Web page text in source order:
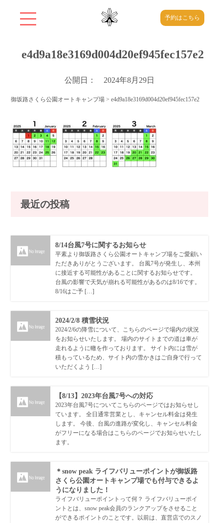
予約はこちら
e4d9a18e3169d004d20ef945fec157e2
公開日： 2024年8月29日
御坂路さくら公園オートキャンプ場 >e4d9a18e3169d004d20ef945fec157e2
最近の投稿
8/14台風7号に関するお知らせ
平素より御坂路さくら公園オートキャンプ場をご愛顧い
ただきありがとうございます。 台風7号が発生し、本州
に接近する可能性があることに関するお知らせです。
台風の影響で天気が崩れる可能性があるのは8/16です。
8/16はご予 […]
2024/2/8 積雪状況
2024/2/6の降雪について、こちらのページで場内の状況
をお知らせいたします。 場内のサイトまでの道は車が
走れるように轍を作っております。 サイト内には雪が
積もっているため、サイト内の雪かきはご自身で行って
いただくよう […]
【8/13】2023年台風7号への対応
2023年台風7号についてこちらのページではお知らせし
ています。 全日通常営業とし、キャンセル料金は発生
します。 今後、台風の進路が変化し、キャンセル料金
がフリーになる場合はこちらのページでお知らせいたし
ます。
＊snow peak ライフバリューポイントが御坂路
さくら公園オートキャンプ場でも付与できるよ
うになりました！
ライフバリューポイントって何？ ライフバリューポイ
ントとは、snow peak会員のランクアップをさせること
ができるポイントのことです。以前は、直営店でのスノ